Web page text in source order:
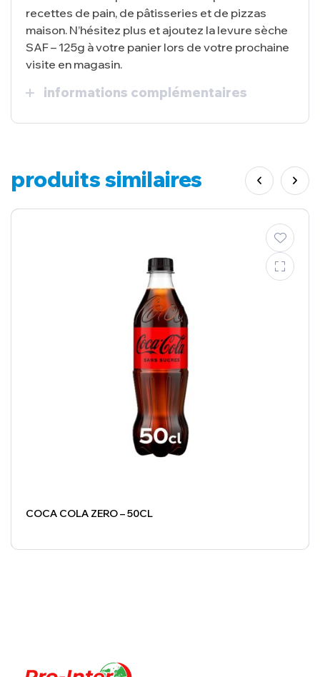
recettes de pain, de pâtisseries et de pizzas
maison. N’hésitez plus et ajoutez la levure sèche
SAF – 125g à votre panier lors de votre prochaine
visite en magasin.
informations complémentaires
produits similaires
COCA COLA ZERO – 50CL